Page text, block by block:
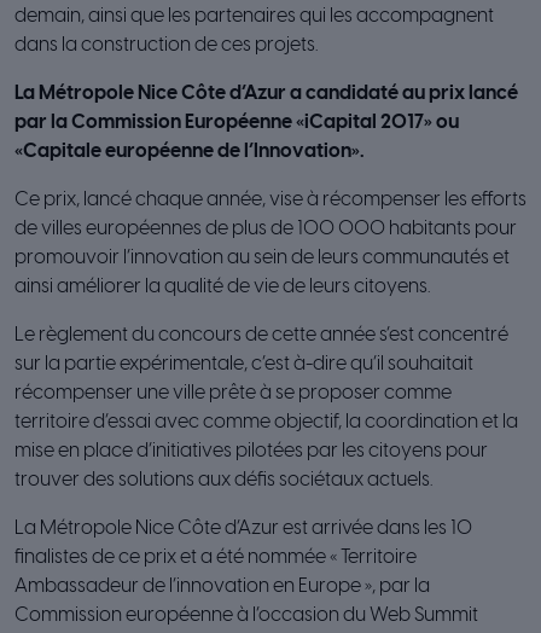
demain, ainsi que les partenaires qui les accompagnent
dans la construction de ces projets.
La Métropole Nice Côte d’Azur a candidaté au prix lancé
par la Commission Européenne «iCapital 2017» ou
«Capitale européenne de l’Innovation».
Ce prix, lancé chaque année, vise à récompenser les efforts
de villes européennes de plus de 100 000 habitants pour
promouvoir l’innovation au sein de leurs communautés et
ainsi améliorer la qualité de vie de leurs citoyens.
Le règlement du concours de cette année s’est concentré
sur la partie expérimentale, c’est à-dire qu’il souhaitait
récompenser une ville prête à se proposer comme
territoire d’essai avec comme objectif, la coordination et la
mise en place d’initiatives pilotées par les citoyens pour
trouver des solutions aux défis sociétaux actuels.
La Métropole Nice Côte d’Azur est arrivée dans les 10
finalistes de ce prix et a été nommée « Territoire
Ambassadeur de l’innovation en Europe », par la
Commission européenne à l’occasion du Web Summit